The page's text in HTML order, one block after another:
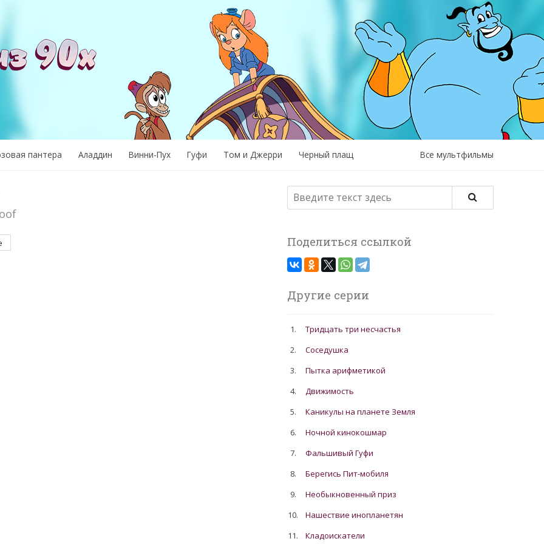
пантера Аладдин Винни-Пух Гуфи Том и Джерри Черный плащ Все мультфильмы
Поделиться ссылкой
Другие серии
1.
Тридцать три несчастья
2.
Соседушка
3.
Пытка арифметикой
4.
Движимость
5.
Каникулы на планете Земля
6.
Ночной кинокошмар
7.
Фальшивый Гуфи
8.
Берегись Пит-мобиля
9.
Необыкновенный приз
10.
Нашествие инопланетян
11.
Кладоискатели